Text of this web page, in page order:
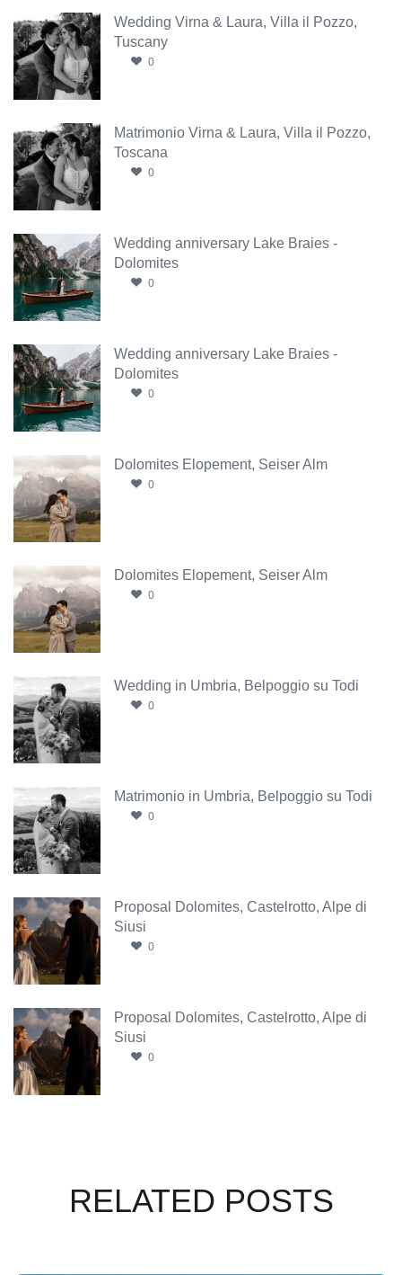
Wedding Virna & Laura, Villa il Pozzo,
Tuscany
0
Matrimonio Virna & Laura, Villa il Pozzo,
Toscana
0
Wedding anniversary Lake Braies -
Dolomites
0
Wedding anniversary Lake Braies -
Dolomites
0
Dolomites Elopement, Seiser Alm
0
Dolomites Elopement, Seiser Alm
0
Wedding in Umbria, Belpoggio su Todi
0
Matrimonio in Umbria, Belpoggio su Todi
0
Proposal Dolomites, Castelrotto, Alpe di
Siusi
0
Proposal Dolomites, Castelrotto, Alpe di
Siusi
0
RELATED POSTS